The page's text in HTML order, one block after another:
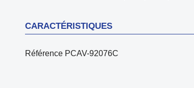
CARACTÉRISTIQUES
Référence PCAV-92076C